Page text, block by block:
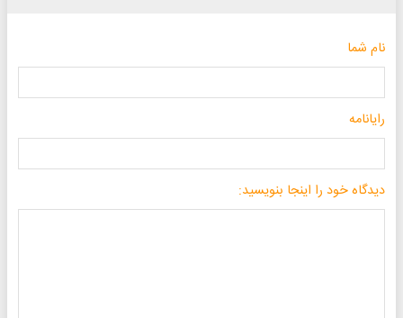
نام شما
رایانامه
دیدگاه خود را اینجا بنویسید: